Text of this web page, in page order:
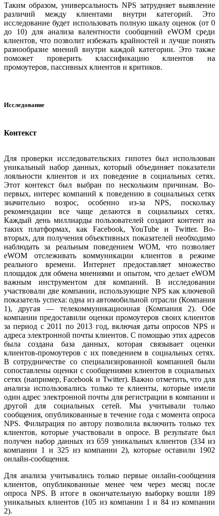
Таким образом, универсальность NPS затрудняет выявление
различий между клиентами внутри категорий. Это
исследование будет использовать полную шкалу оценок (от 0
до 10) для анализа валентности сообщений eWOM среди
клиентов, что позволит избежать крайностей и лучше понять
разнообразие мнений внутри каждой категории. Это также
поможет проверить классификацию клиентов на
промоутеров, пассивных клиентов и критиков.
Исследование
Контекст
Для проверки исследовательских гипотез был использован
уникальный набор данных, который объединяет показатели
лояльности клиентов и их поведение в социальных сетях.
Этот контекст был выбран по нескольким причинам. Во-
первых, интерес компаний к поведению в социальных сетях
значительно возрос, особенно из-за NPS, поскольку
рекомендации все чаще делаются в социальных сетях.
Каждый день миллиарды пользователей создают контент на
таких платформах, как Facebook, YouTube и Twitter. Во-
вторых, для получения объективных показателей необходимо
наблюдать за реальным поведением WOM, что позволяет
eWOM отслеживать коммуникации клиентов в режиме
реального времени. Интернет предоставляет множество
площадок для обмена мнениями и опытом, что делает eWOM
важным инструментом для компаний. В исследовании
участвовали две компании, использующие NPS как ключевой
показатель успеха: одна из автомобильной отрасли (Компания
1), другая — телекоммуникационная (Компания 2). Обе
компании предоставили оценки промоутеров своих клиентов
за период с 2011 по 2013 год, включая даты опросов NPS и
адреса электронной почты клиентов. С помощью этих адресов
была создана база данных, которая связывает оценки
клиентов-промоутеров с их поведением в социальных сетях.
В сотрудничестве со специализированной компанией были
сопоставлены оценки с сообщениями клиентов в социальных
сетях (например, Facebook и Twitter). Важно отметить, что для
анализа использовались только те клиенты, которые имели
один адрес электронной почты для регистрации в компании и
другой для социальных сетей. Мы учитывали только
сообщения, опубликованные в течение года с момента опроса
NPS. Фильтрация по автору позволила включить только тех
клиентов, которые участвовали в опросе. В результате был
получен набор данных из 659 уникальных клиентов (334 из
компании 1 и 325 из компании 2), которые оставили 1902
онлайн-сообщения.
Для анализа учитывались только первые онлайн-сообщения
клиентов, опубликованные менее чем через месяц после
опроса NPS. В итоге в окончательную выборку вошли 189
уникальных клиентов (105 из компании 1 и 84 из компании
2).